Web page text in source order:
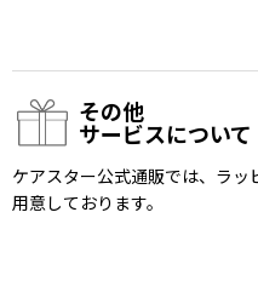
その他
サービスについて
ケアスター公式通販では、ラ
用意しております。